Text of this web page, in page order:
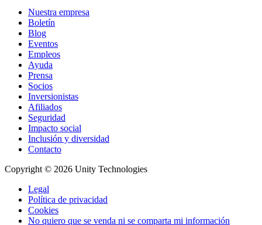
Nuestra empresa
Boletín
Blog
Eventos
Empleos
Ayuda
Prensa
Socios
Inversionistas
Afiliados
Seguridad
Impacto social
Inclusión y diversidad
Contacto
Copyright © 2026 Unity Technologies
Legal
Política de privacidad
Cookies
No quiero que se venda ni se comparta mi información